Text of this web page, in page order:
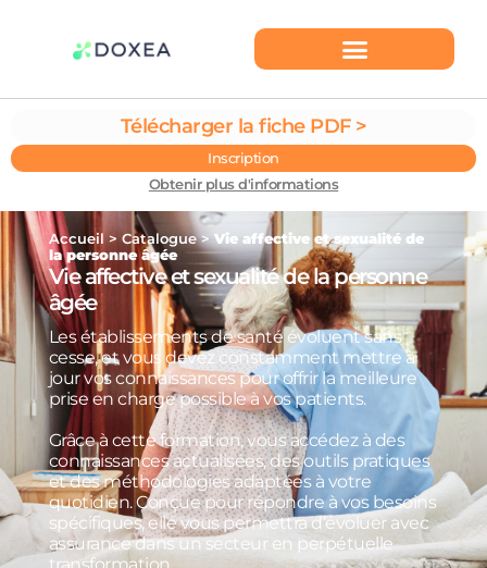
Télécharger la fiche PDF >
Inscription
Obtenir plus d'informations
Accueil > Catalogue> Vie affective et sexualité de
la personne âgée
Vie affective et sexualité de la personne
âgée
Les établissements de santé évoluent sans
cesse, et vous devez constamment mettre à
jour vos connaissances pour offrir la meilleure
prise en charge possible à vos patients.
Grâce à cette formation, vous accédez à des
connaissances actualisées, des outils pratiques
et des méthodologies adaptées à votre
quotidien. Conçue pour répondre à vos besoins
spécifiques, elle vous permettra d’évoluer avec
assurance dans un secteur en perpétuelle